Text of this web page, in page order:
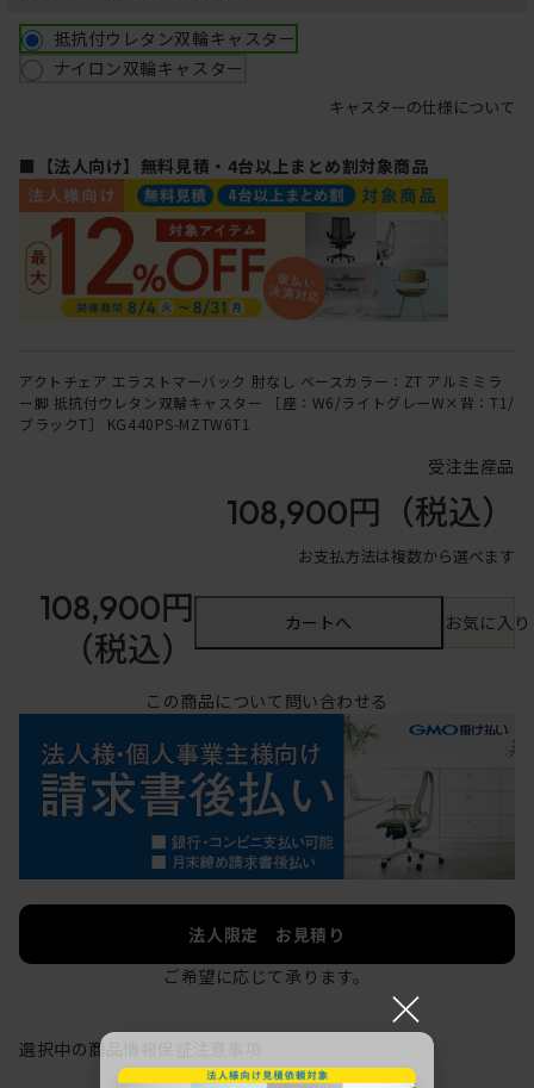
抵抗付ウレタン双輪キャスター
ナイロン双輪キャスター
キャスターの仕様について
■【法人向け】無料見積・4台以上まとめ割対象商品
アクトチェア エラストマーバック 肘なし ベースカラー：ZT アルミミラ
ー脚 抵抗付ウレタン双輪キャスター ［座：W6/ライトグレーW×背：T1/
ブラックT］ KG440PS-MZTW6T1
受注生産品
108,900円 （税込）
お支払方法は複数から選べます
108,900円
（税込）
カートへ お気に入
この商品について問い合わせる
法人限定 お見積り
ご希望に応じて承ります。
選択中の商品情報
×